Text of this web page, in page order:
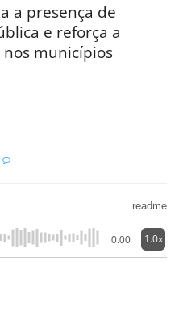
a presença de
e reforça a
municípios
readme
0:00 1.0x